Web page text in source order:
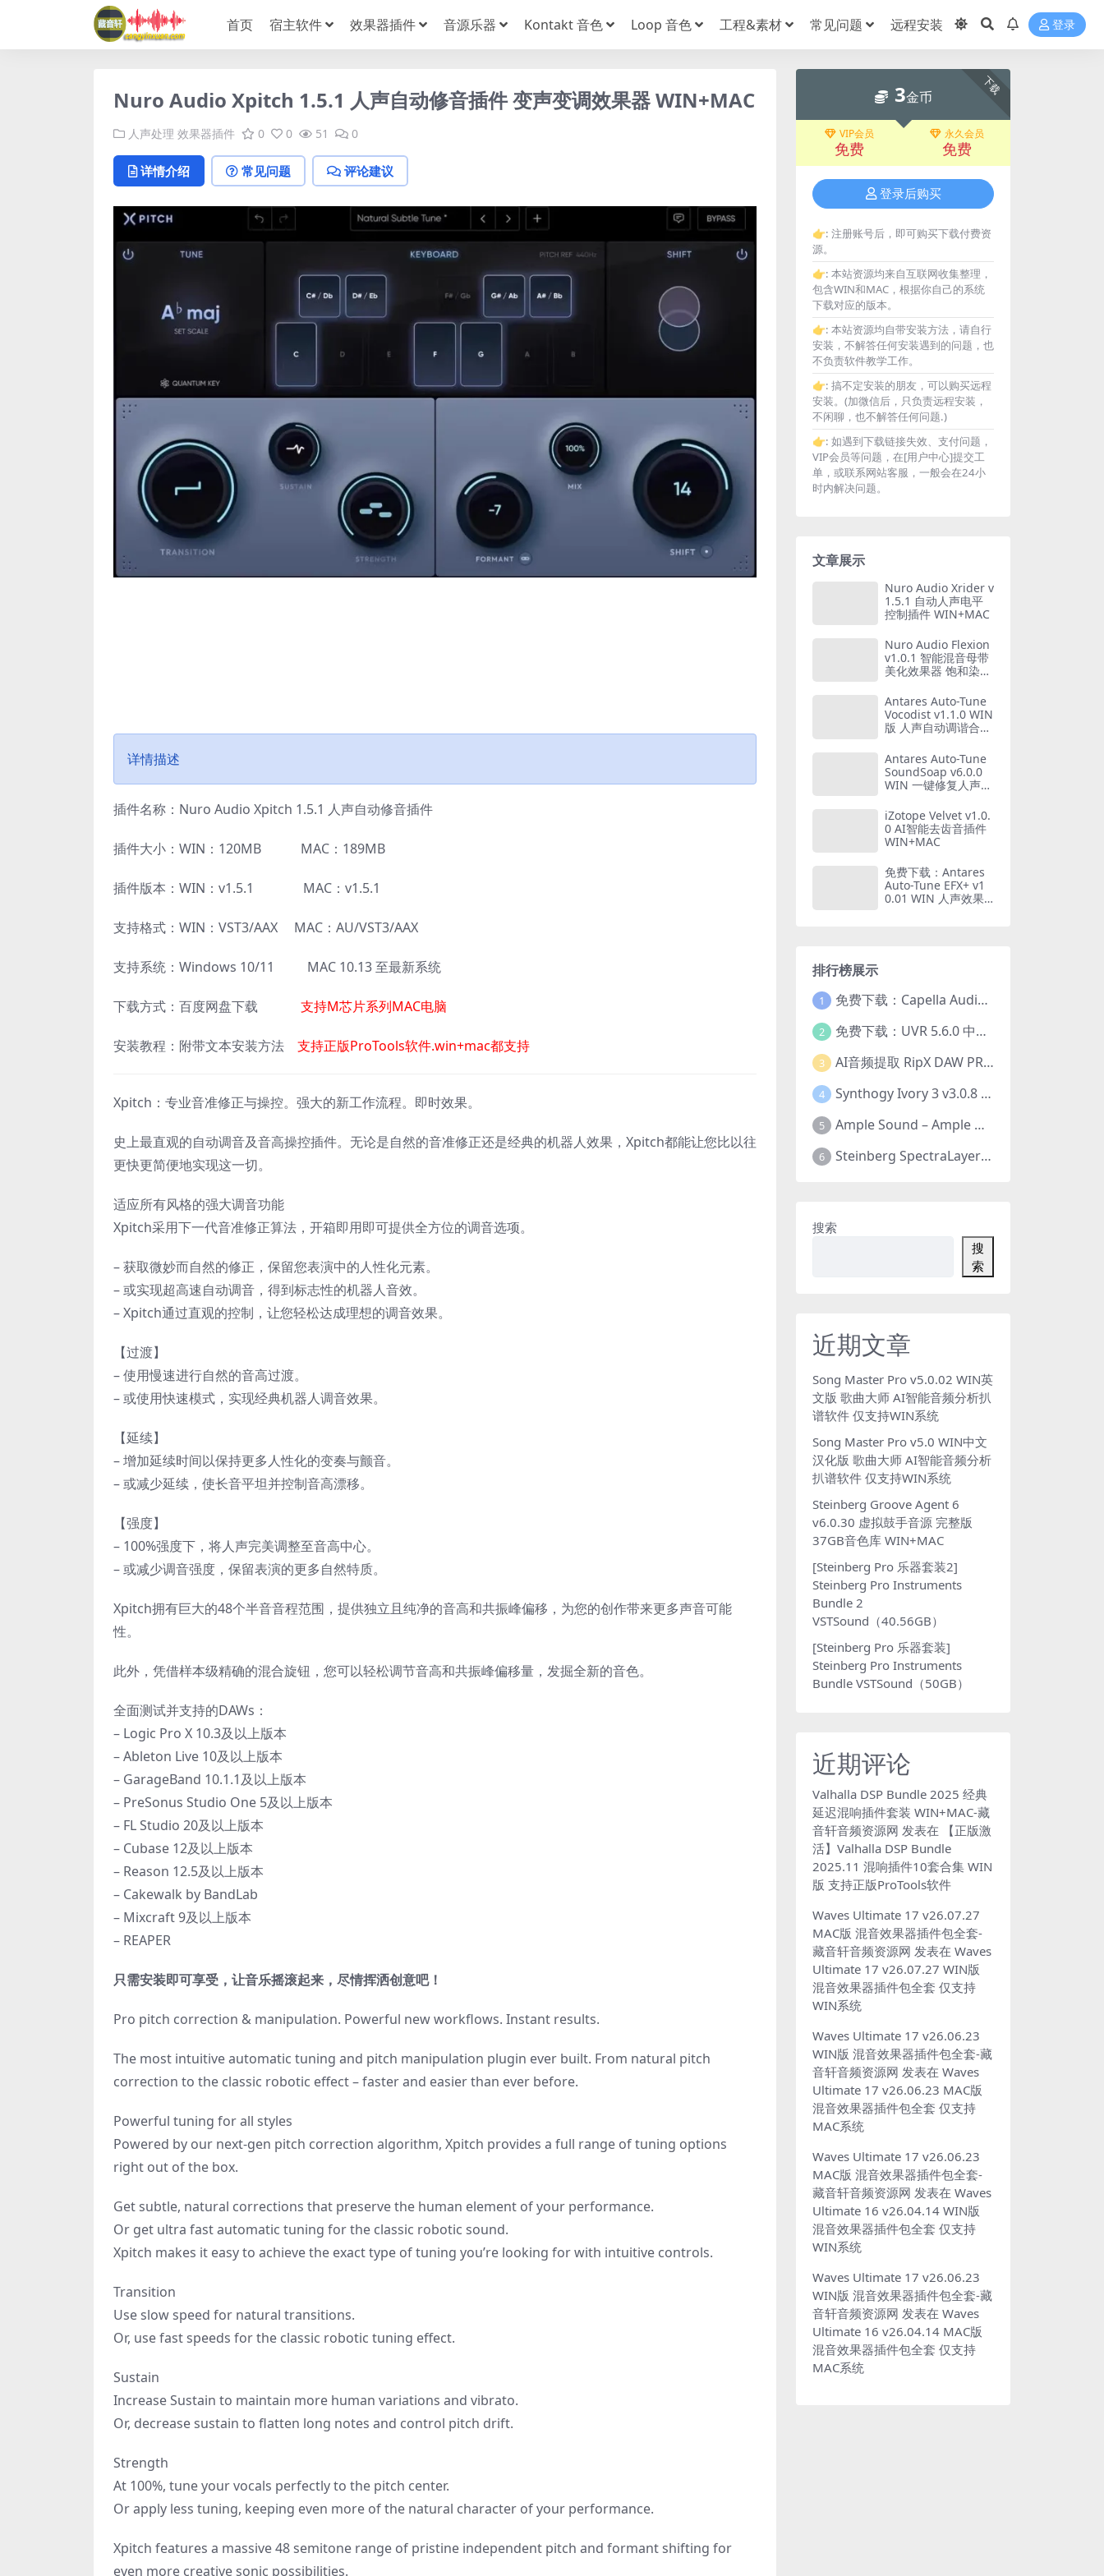
首页 宿主软件 效果器插件 音源乐器 Kontakt 音色 Loop 音色 工程&素材 常见问题 远程安装 登录
Nuro Audio Xpitch 1.5.1 人声自动修音插件 变声变调效果器 WIN+MAC
人声处理 效果器插件 0 0 51 0
详情介绍 常见问题 评论建议
详情描述
插件名称：Nuro Audio Xpitch 1.5.1 人声自动修音插件
插件大小：WIN：120MB MAC：189MB
插件版本：WIN：v1.5.1 MAC：v1.5.1
支持格式：WIN：VST3/AAX MAC：AU/VST3/AAX
支持系统：Windows 10/11 MAC 10.13 至最新系统
下载方式：百度网盘下载 支持M芯片系列MAC电脑
安装教程：附带文本安装方法 支持正版ProTools软件.win+mac都支持
Xpitch：专业音准修正与操控。强大的新工作流程。即时效果。
史上最直观的自动调音及音高操控插件。无论是自然的音准修正还是经典的机器人效果，Xpitch都能让您比以往
更快更简便地实现这一切。
适应所有风格的强大调音功能
Xpitch采用下一代音准修正算法，开箱即用即可提供全方位的调音选项。
– 获取微妙而自然的修正，保留您表演中的人性化元素。
– 或实现超高速自动调音，得到标志性的机器人音效。
– Xpitch通过直观的控制，让您轻松达成理想的调音效果。
【过渡】
– 使用慢速进行自然的音高过渡。
– 或使用快速模式，实现经典机器人调音效果。
【延续】
– 增加延续时间以保持更多人性化的变奏与颤音。
– 或减少延续，使长音平坦并控制音高漂移。
【强度】
– 100%强度下，将人声完美调整至音高中心。
– 或减少调音强度，保留表演的更多自然特质。
Xpitch拥有巨大的48个半音音程范围，提供独立且纯净的音高和共振峰偏移，为您的创作带来更多声音可能
性。
此外，凭借样本级精确的混合旋钮，您可以轻松调节音高和共振峰偏移量，发掘全新的音色。
全面测试并支持的DAWs：
– Logic Pro X 10.3及以上版本
– Ableton Live 10及以上版本
– GarageBand 10.1.1及以上版本
– PreSonus Studio One 5及以上版本
– FL Studio 20及以上版本
– Cubase 12及以上版本
– Reason 12.5及以上版本
– Cakewalk by BandLab
– Mixcraft 9及以上版本
– REAPER
只需安装即可享受，让音乐摇滚起来，尽情挥洒创意吧！
Pro pitch correction & manipulation. Powerful new workflows. Instant results.
The most intuitive automatic tuning and pitch manipulation plugin ever built. From natural pitch
correction to the classic robotic effect – faster and easier than ever before.
Powerful tuning for all styles
Powered by our next-gen pitch correction algorithm, Xpitch provides a full range of tuning options
right out of the box.
Get subtle, natural corrections that preserve the human element of your performance.
Or get ultra fast automatic tuning for the classic robotic sound.
Xpitch makes it easy to achieve the exact type of tuning you’re looking for with intuitive controls.
Transition
Use slow speed for natural transitions.
Or, use fast speeds for the classic robotic tuning effect.
Sustain
Increase Sustain to maintain more human variations and vibrato.
Or, decrease sustain to flatten long notes and control pitch drift.
Strength
At 100%, tune your vocals perfectly to the pitch center.
Or apply less tuning, keeping even more of the natural character of your performance.
Xpitch features a massive 48 semitone range of pristine independent pitch and formant shifting for
even more creative sonic possibilities.
下载
3金币
VIP会员
免费
永久会员
免费
登录后购买
👉: 注册账号后，即可购买下载付费资
源。
👉: 本站资源均来自互联网收集整理，
包含WIN和MAC，根据你自己的系统
下载对应的版本。
👉: 本站资源均自带安装方法，请自行
安装，不解答任何安装遇到的问题，也
不负责软件教学工作。
👉: 搞不定安装的朋友，可以购买远程
安装。(加微信后，只负责远程安装，
不闲聊，也不解答任何问题.)
👉: 如遇到下载链接失效、支付问题，
VIP会员等问题，在[用户中心]提交工
单，或联系网站客服，一般会在24小
时内解决问题。
文章展示
Nuro Audio Xrider v
1.5.1 自动人声电平
控制插件 WIN+MAC
Nuro Audio Flexion
v1.0.1 智能混音母带
美化效果器 饱和染色
MAC
Antares Auto-Tune
Vocodist v1.1.0 WIN
版 人声自动调谐合成
Antares Auto-Tune
SoundSoap v6.0.0
WIN 一键修复人声插
iZotope Velvet v1.0.
0 AI智能去齿音插件
WIN+MAC
免费下载：Antares
Auto-Tune EFX+ v1
0.01 WIN 人声效果
排行榜展示
1 免费下载：Capella Audio2score Pro v5.0 AI音频转乐谱扒谱软件 WIN+MAC
2 免费下载：UVR 5.6.0 中文版 最强AI人声伴奏分离工具+22GB完整扩展模型包 Ultimate Vocal Remover v5.6.0
3 AI音频提取 RipX DAW PRO 7.1.1 WIN 中文汉化版 人声乐器提取分离伴奏制作 仅支持WIN系统
4 Synthogy Ivory 3 v3.0.8 WIN版 极品象牙钢琴3 音源插件 含音色库扩展 仅支持WIN系统
5 Ample Sound – Ample Guitar & Bass v4.0.1版 吉他贝司 全新四代 全套26把 支持WIN+MAC
6 Steinberg SpectraLayers Pro v12.0.40 光谱层12 官方中文版 人声乐器提取软件 WIN+MAC
搜索
搜
索
近期文章
Song Master Pro v5.0.02 WIN英
文版 歌曲大师 AI智能音频分析扒
谱软件 仅支持WIN系统
Song Master Pro v5.0 WIN中文
汉化版 歌曲大师 AI智能音频分析
扒谱软件 仅支持WIN系统
Steinberg Groove Agent 6
v6.0.30 虚拟鼓手音源 完整版
37GB音色库 WIN+MAC
[Steinberg Pro 乐器套装2]
Steinberg Pro Instruments
Bundle 2
VSTSound（40.56GB）
[Steinberg Pro 乐器套装]
Steinberg Pro Instruments
Bundle VSTSound（50GB）
近期评论
Valhalla DSP Bundle 2025 经典
延迟混响插件套装 WIN+MAC-藏
音轩音频资源网 发表在
【正版激
活】Valhalla DSP Bundle
2025.11 混响插件10套合集 WIN
版 支持正版ProTools软件
Waves Ultimate 17 v26.07.27
MAC版 混音效果器插件包全套-
藏音轩音频资源网 发表在 Waves
Ultimate 17 v26.07.27 WIN版
混音效果器插件包全套 仅支持
WIN系统
Waves Ultimate 17 v26.06.23
WIN版 混音效果器插件包全套-藏
音轩音频资源网 发表在 Waves
Ultimate 17 v26.06.23 MAC版
混音效果器插件包全套 仅支持
MAC系统
Waves Ultimate 17 v26.06.23
MAC版 混音效果器插件包全套-
藏音轩音频资源网 发表在 Waves
Ultimate 16 v26.04.14 WIN版
混音效果器插件包全套 仅支持
WIN系统
Waves Ultimate 17 v26.06.23
WIN版 混音效果器插件包全套-藏
音轩音频资源网 发表在 Waves
Ultimate 16 v26.04.14 MAC版
混音效果器插件包全套 仅支持
MAC系统